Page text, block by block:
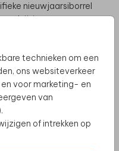
technieken om een
ons websiteverkeer
voor marketing- en
van
of intrekken op
nieuwjaarsiborrel
rijtje:
jouw vrienden en/of
en drankje, een
en shake samen